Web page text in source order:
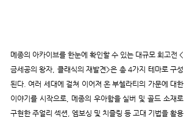
메종의 아카이브를 한눈에 확인할 수 있는 대규모 회고전 <
금세공의 왕자, 클래식의 재발견>은 총 4가지 테마로 구성
된다. 여러 세대에 걸쳐 이어져 온 부첼라티의 가문에 대한
이야기를 시작으로, 메종의 우아함을 실버 및 골드 소재로
구현한 주얼리 섹션, 엠보싱 및 치즐링 등 고대 기법을 활용